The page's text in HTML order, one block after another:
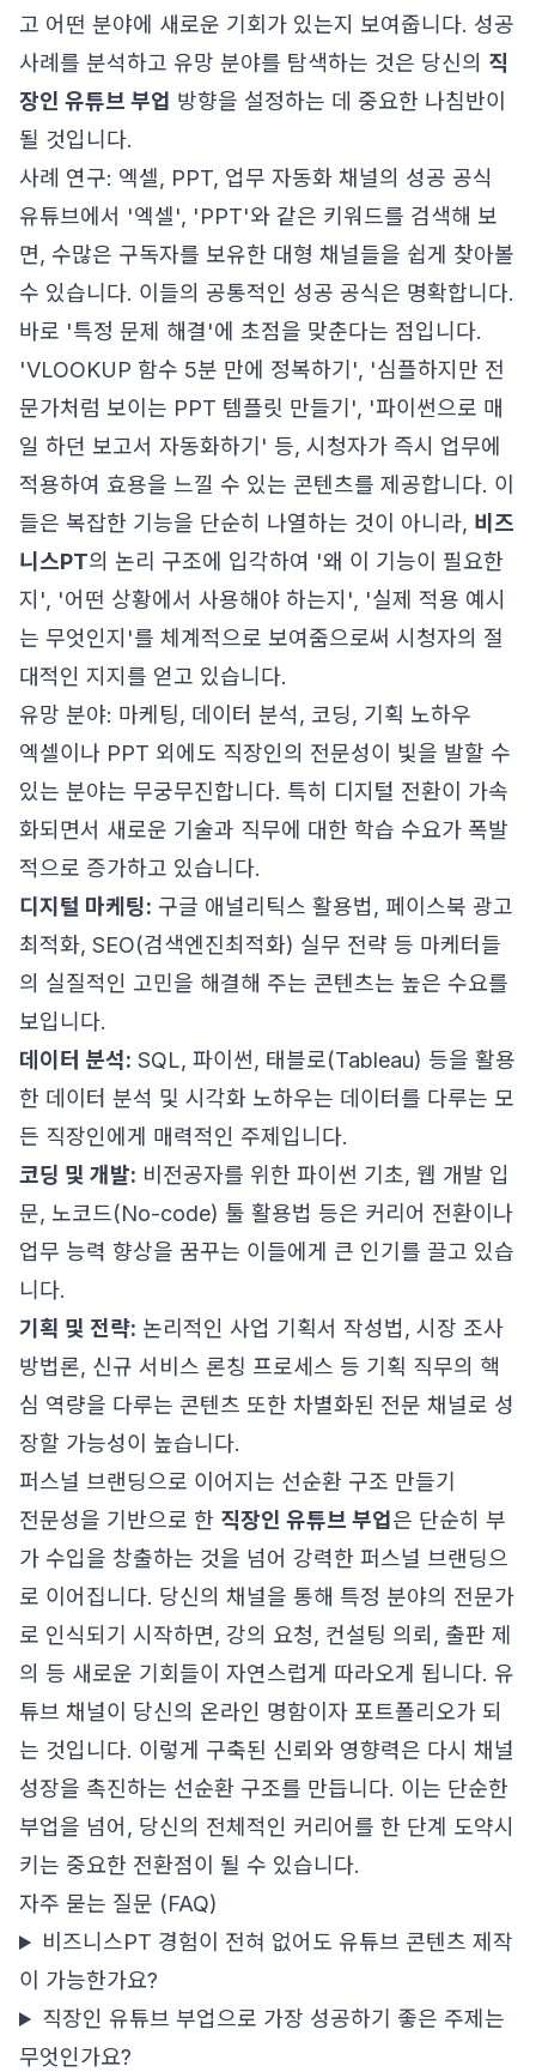
고 어떤 분야에 새로운 기회가 있는지 보여줍니다. 성공
사례를 분석하고 유망 분야를 탐색하는 것은 당신의 직
장인 유튜브 부업 방향을 설정하는 데 중요한 나침반이
될 것입니다.
사례 연구: 엑셀, PPT, 업무 자동화 채널의 성공 공식
유튜브에서 '엑셀', 'PPT'와 같은 키워드를 검색해 보
면, 수많은 구독자를 보유한 대형 채널들을 쉽게 찾아볼
수 있습니다. 이들의 공통적인 성공 공식은 명확합니다.
바로 '특정 문제 해결'에 초점을 맞춘다는 점입니다.
'VLOOKUP 함수 5분 만에 정복하기', '심플하지만 전
문가처럼 보이는 PPT 템플릿 만들기', '파이썬으로 매
일 하던 보고서 자동화하기' 등, 시청자가 즉시 업무에
적용하여 효용을 느낄 수 있는 콘텐츠를 제공합니다. 이
들은 복잡한 기능을 단순히 나열하는 것이 아니라, 비즈
니스PT의 논리 구조에 입각하여 '왜 이 기능이 필요한
지', '어떤 상황에서 사용해야 하는지', '실제 적용 예시
는 무엇인지'를 체계적으로 보여줌으로써 시청자의 절
대적인 지지를 얻고 있습니다.
유망 분야: 마케팅, 데이터 분석, 코딩, 기획 노하우
엑셀이나 PPT 외에도 직장인의 전문성이 빛을 발할 수
있는 분야는 무궁무진합니다. 특히 디지털 전환이 가속
화되면서 새로운 기술과 직무에 대한 학습 수요가 폭발
적으로 증가하고 있습니다.
디지털 마케팅: 구글 애널리틱스 활용법, 페이스북 광고
최적화, SEO(검색엔진최적화) 실무 전략 등 마케터들
의 실질적인 고민을 해결해 주는 콘텐츠는 높은 수요를
보입니다.
데이터 분석: SQL, 파이썬, 태블로(Tableau) 등을 활용
한 데이터 분석 및 시각화 노하우는 데이터를 다루는 모
든 직장인에게 매력적인 주제입니다.
코딩 및 개발: 비전공자를 위한 파이썬 기초, 웹 개발 입
문, 노코드(No-code) 툴 활용법 등은 커리어 전환이나
업무 능력 향상을 꿈꾸는 이들에게 큰 인기를 끌고 있습
니다.
기획 및 전략: 논리적인 사업 기획서 작성법, 시장 조사
방법론, 신규 서비스 론칭 프로세스 등 기획 직무의 핵
심 역량을 다루는 콘텐츠 또한 차별화된 전문 채널로 성
장할 가능성이 높습니다.
퍼스널 브랜딩으로 이어지는 선순환 구조 만들기
전문성을 기반으로 한 직장인 유튜브 부업 은 단순히 부
가 수입을 창출하는 것을 넘어 강력한 퍼스널 브랜딩으
로 이어집니다. 당신의 채널을 통해 특정 분야의 전문가
로 인식되기 시작하면, 강의 요청, 컨설팅 의뢰, 출판 제
의 등 새로운 기회들이 자연스럽게 따라오게 됩니다. 유
튜브 채널이 당신의 온라인 명함이자 포트폴리오가 되
는 것입니다. 이렇게 구축된 신뢰와 영향력은 다시 채널
성장을 촉진하는 선순환 구조를 만듭니다. 이는 단순한
부업을 넘어, 당신의 전체적인 커리어를 한 단계 도약시
키는 중요한 전환점이 될 수 있습니다.
자주 묻는 질문 (FAQ)
비즈니스PT 경험이 전혀 없어도 유튜브 콘텐츠 제작
이 가능한가요?
직장인 유튜브 부업으로 가장 성공하기 좋은 주제는
무엇인가요?